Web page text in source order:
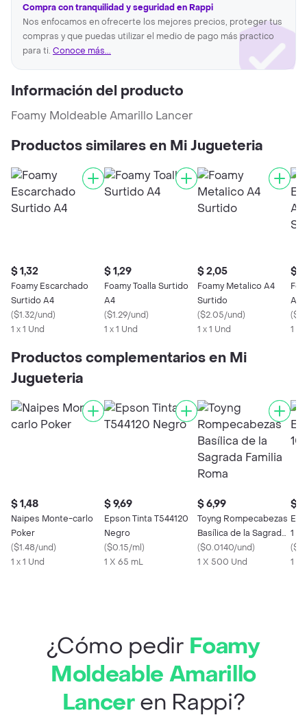
Compra con tranquilidad y seguridad en Rappi
Nos enfocamos en ofrecerte los mejores precios, proteger tus
compras y que puedas utilizar el medio de pago más practico
para ti. Conoce más...
Información del producto
Foamy Moldeable Amarillo Lancer
Productos similares en Mi Jugueteria
$ 1,32
Foamy Escarchado
Surtido A4
($1.32/und)
1 x 1 Und
$ 1,29
Foamy Toalla Surtido
A4
($1.29/und)
1 x 1 Und
$ 2,05
Foamy Metalico A4
Surtido
($2.05/und)
1 x 1 Und
$
(
1 x
Productos complementarios en Mi
Jugueteria
$ 1,48
Naipes Monte-carlo
Poker
($1.48/und)
1 x 1 Und
$ 9,69
Epson Tinta T544120
Negro
($0.15/ml)
1 X 65 mL
$ 6,99
Toyng Rompecabezas
Basílica de la Sagrada
Familia Roma
($0.0140/und)
1 X 500 Und
$
1
(
1 x
¿Cómo pedir Foamy
Moldeable Amarillo
Lanceren Rappi?